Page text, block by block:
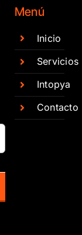
Menú
Inicio
Servicios
Intopya
Contacto